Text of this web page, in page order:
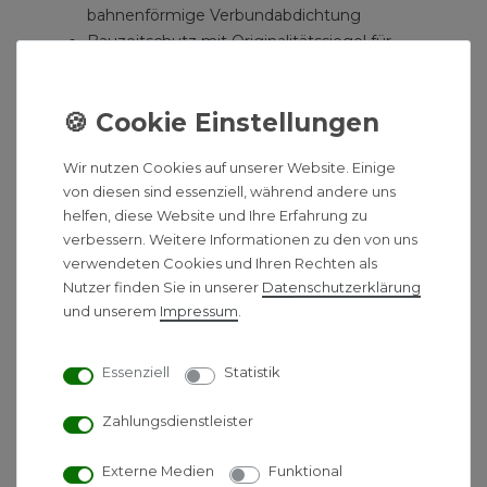
bahnenförmige Verbundabdichtung
Bauzeitschutz mit Originalitätssiegel für
Aufnahme zur Montage von optionalen
Estrich
mittigem Rinnenstutzen zum Anschluss des
Ablaufs
innerem Gefälle zur Verbesserung des
Schallschutzstreifen
Tauchrohrdichtung
Fliesenmulde Plate
Einlegen in den Rinnenkörper
belastbar nach Belastungsklasse K3 - Prüflast
Wir nutzen Cookies auf unserer Website. Einige
von diesen sind essenziell, während andere uns
helfen, diese Website und Ihre Erfahrung zu
verbessern. Weitere Informationen zu den von uns
verwendeten Cookies und Ihren Rechten als
Nutzer finden Sie in unserer Daten­schutz­erklärung
und unserem Impressum
Essenziell Statistik
Zahlungsdienstleister
Externe Medien Funktional